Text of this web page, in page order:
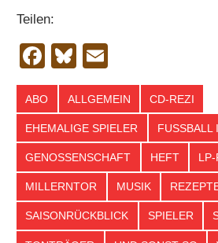
Teilen:
Facebook
Bluesky
ABO ALLGEMEIN CD-REZI
EHEMALIGE SPIELER FUSSBALL
GENOSSENSCHAFT HEFT LP-
MILLERNTOR MUSIK
SAISONRÜCKBLICK SPIELER